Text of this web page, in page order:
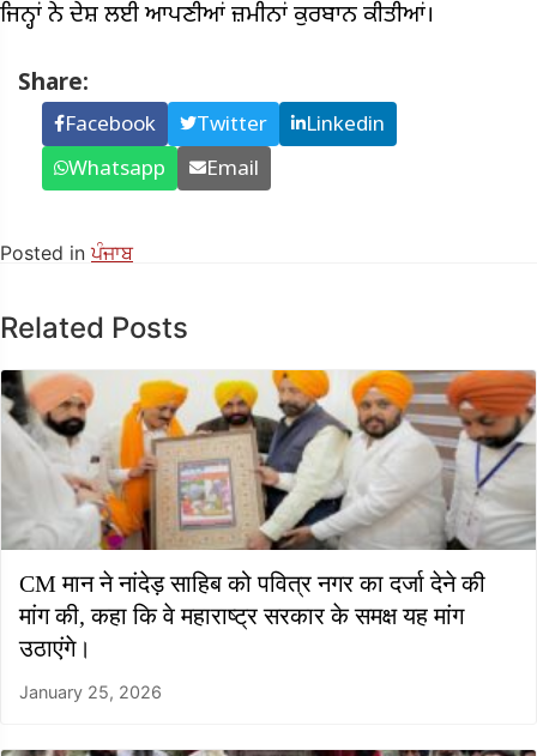
ਜਿਨ੍ਹਾਂ ਨੇ ਦੇਸ਼ ਲਈ ਆਪਣੀਆਂ ਜ਼ਮੀਨਾਂ ਕੁਰਬਾਨ ਕੀਤੀਆਂ।
Share:
Facebook Twitter
Linkedin
Whatsapp
Email
Posted inਪੰਜਾਬ
Related Posts
CM मान ने नांदेड़ साहिब को पवित्र नगर का दर्जा देने की
मांग की, कहा कि वे महाराष्ट्र सरकार के समक्ष यह मांग
उठाएंगे।
January 25, 2026